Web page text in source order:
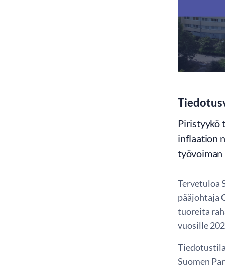
Piristyykö
inflaation
työvoiman
Tervetuloa
pääjohtaja
tuoreita
vuosille
Suomen